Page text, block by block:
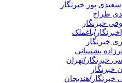
پور خبرنگار
طراح
خبرنگار
باغملک
خبرنگار
پشتیبانی
خبرنگار/تهران
خبرنگار
خبرنگار/هندیجان